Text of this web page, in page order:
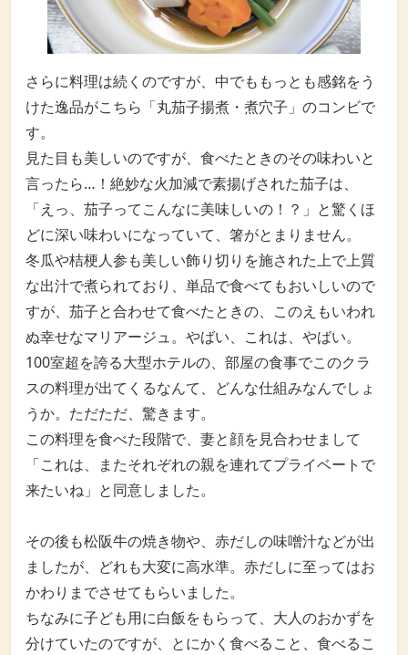
さらに料理は続くのですが、中でももっとも感銘をう
けた逸品がこちら「丸茄子揚煮・煮穴子」のコンビで
す。
見た目も美しいのですが、食べたときのその味わいと
言ったら…！絶妙な火加減で素揚げされた茄子は、
「えっ、茄子ってこんなに美味しいの！？」と驚くほ
どに深い味わいになっていて、箸がとまりません。
冬瓜や桔梗人参も美しい飾り切りを施された上で上質
な出汁で煮られており、単品で食べてもおいしいので
すが、茄子と合わせて食べたときの、このえもいわれ
ぬ幸せなマリアージュ。やばい、これは、やばい。
100室超を誇る大型ホテルの、部屋の食事でこのクラ
スの料理が出てくるなんて、どんな仕組みなんでしょ
うか。ただただ、驚きます。
この料理を食べた段階で、妻と顔を見合わせまして
「これは、またそれぞれの親を連れてプライベートで
来たいね」と同意しました。
その後も松阪牛の焼き物や、赤だしの味噌汁などが出
ましたが、どれも大変に高水準。赤だしに至ってはお
かわりまでさせてもらいました。
ちなみに子ども用に白飯をもらって、大人のおかずを
分けていたのですが、とにかく食べること、食べるこ